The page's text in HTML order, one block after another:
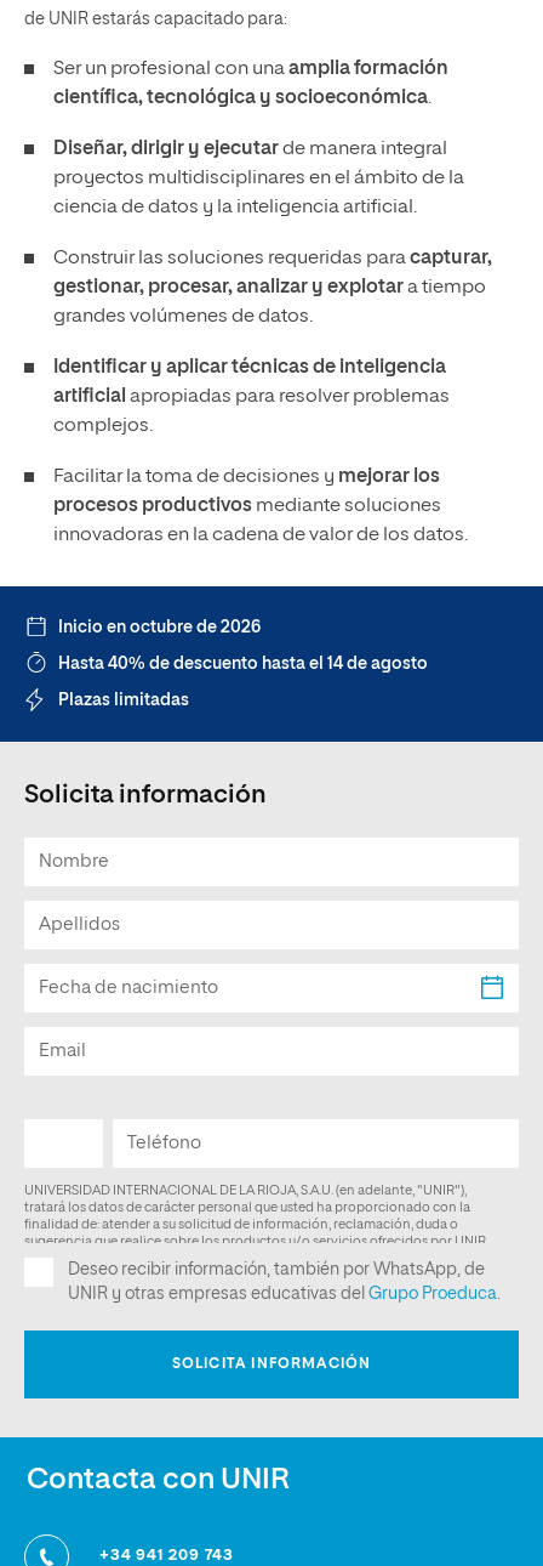
de UNIR estarás capacitado para:
Ser un profesional con unaamplia formación
científica, tecnológica y socioeconómica.
Diseñar, dirigir y ejecutarde manera integral
proyectos multidisciplinares en el ámbito de la
ciencia de datos y la inteligencia artificial.
Construir las soluciones requeridas paracapturar,
gestionar, procesar, analizar y explotara tiempo
grandes volúmenes de datos.
Identificar y aplicar técnicas de inteligencia
artificial apropiadas para resolver problemas
complejos.
Facilitar la toma de decisiones y mejorar los
procesos productivos mediante soluciones
innovadoras en la cadena de valor de los datos.
Inicio en octubre de 2026
Hasta 40% de descuento hasta el 14 de agosto
Plazas limitadas
Solicita información
Contacta con UNIR
+34 941 209 743